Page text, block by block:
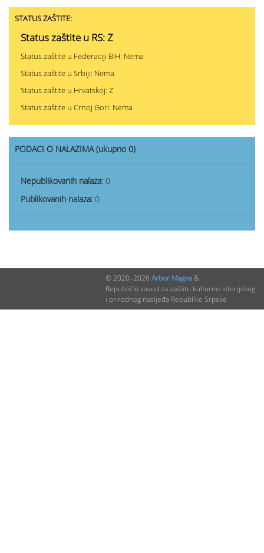
STATUS ZAŠTITE:
Status zaštite u RS: Z
Status zaštite u Federaciji BiH: Nema
Status zaštite u Srbiji: Nema
Status zaštite u Hrvatskoj: Z
Status zaštite u Crnoj Gori: Nema
PODACI O NALAZIMA (ukupno 0)
Nepublikovanih nalaza: 0
Publikovanih nalaza: 0
© 2020–2026 Arbor Magna&
Republički zavod za zaštitu kulturno-istorijskog
i prirodnog nasljeđa Republike Srpske